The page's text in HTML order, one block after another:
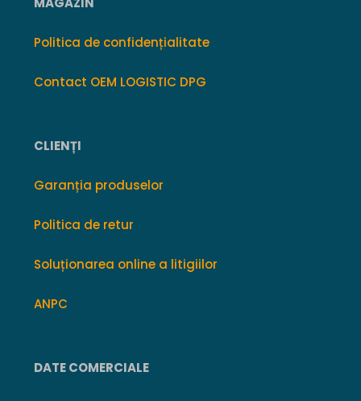
Politica de confidențialitate
Contact OEM LOGISTIC DPG
CLIENȚI
Garanția produselor
Politica de retur
Soluționarea online a litigiilor
ANPC
DATE COMERCIALE